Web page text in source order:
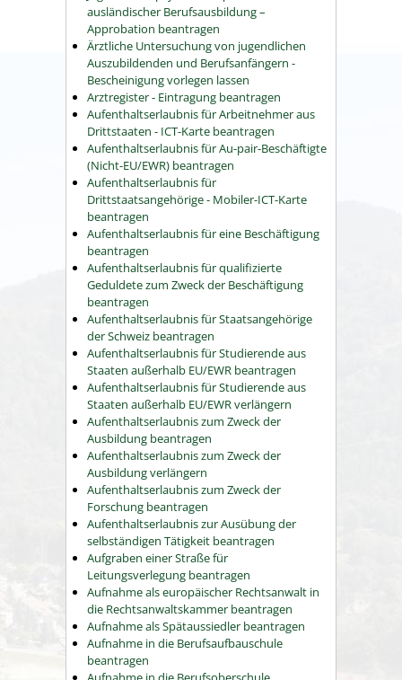
ausländischer Berufsausbildung –
Approbation beantragen
Ärztliche Untersuchung von jugendlichen
Auszubildenden und Berufsanfängern -
Bescheinigung vorlegen lassen
Arztregister - Eintragung beantragen
Aufenthaltserlaubnis für Arbeitnehmer aus
Drittstaaten - ICT-Karte beantragen
Aufenthaltserlaubnis für Au-pair-Beschäftigte
(Nicht-EU/EWR) beantragen
Aufenthaltserlaubnis für
Drittstaatsangehörige - Mobiler-ICT-Karte
beantragen
Aufenthaltserlaubnis für eine Beschäftigung
beantragen
Aufenthaltserlaubnis für qualifizierte
Geduldete zum Zweck der Beschäftigung
beantragen
Aufenthaltserlaubnis für Staatsangehörige
der Schweiz beantragen
Aufenthaltserlaubnis für Studierende aus
Staaten außerhalb EU/EWR beantragen
Aufenthaltserlaubnis für Studierende aus
Staaten außerhalb EU/EWR verlängern
Aufenthaltserlaubnis zum Zweck der
Ausbildung beantragen
Aufenthaltserlaubnis zum Zweck der
Ausbildung verlängern
Aufenthaltserlaubnis zum Zweck der
Forschung beantragen
Aufenthaltserlaubnis zur Ausübung der
selbständigen Tätigkeit beantragen
Aufgraben einer Straße für
Leitungsverlegung beantragen
Aufnahme als europäischer Rechtsanwalt in
die Rechtsanwaltskammer beantragen
Aufnahme als Spätaussiedler beantragen
Aufnahme in die Berufsaufbauschule
beantragen